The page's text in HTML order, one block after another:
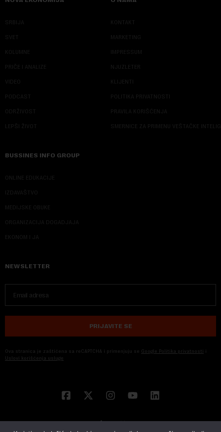
SRBIJA
SVET
KOLUMNE
PRIČE I ANALIZE
VIDEO
PODCAST
ODRŽIVOST
LEPŠI ŽIVOT
KONTAKT
MARKETING
IMPRESSUM
NJUZLETER
KLIJENTI
POLITIKA PRIVATNOSTI
PRAVILA KORIŠĆENJA
SMERNICE ZA PRIMENU VEŠTAČKE
BUSSINES INFO GROUP
ONLINE EDUKACIJE
IZDAVAŠTVO
MEDIJSKE OBUKE
ORGANIZACIJA DOGADJAJA
EKONOM I JA
NEWSLETTER
PRIJAVITE SE
Ova stranica je zaštićena sa reCAPTCHA i primenjuju se Google Politika privatnosti i
Uslovi korišćenja usluge